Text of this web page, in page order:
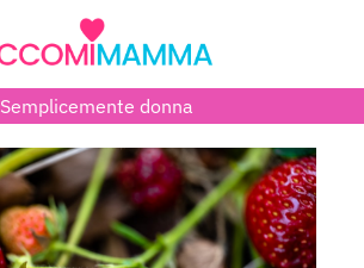
Semplicemente donna